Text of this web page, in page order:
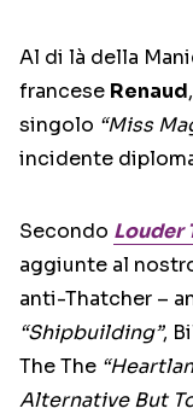
Al di là della
francese Renaud
singolo “Miss
incidente
Secondo Louder
aggiunte al
anti-Thatcher –
“Shipbuilding”,
The The
Alternative But